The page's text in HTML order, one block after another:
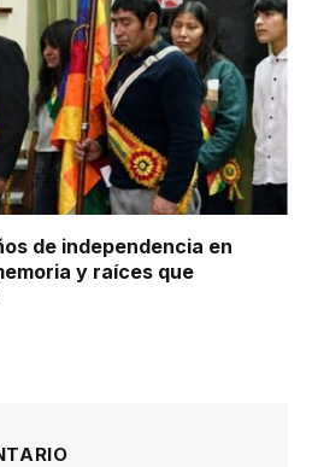
de independencia en
y raíces que